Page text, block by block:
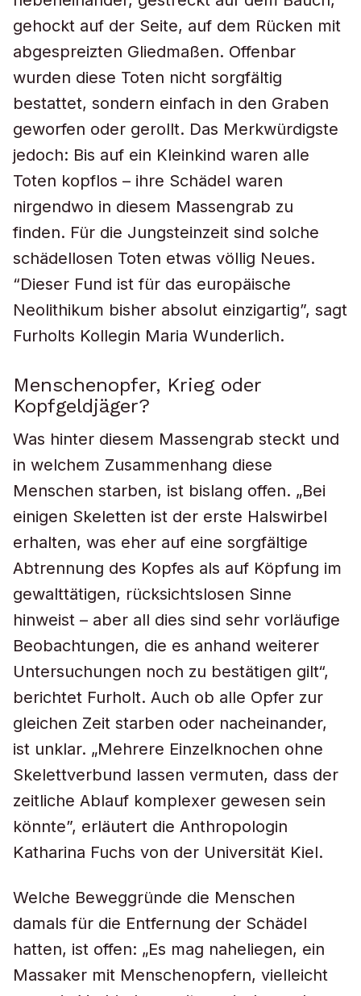
gehockt auf der Seite, auf dem Rücken mit
abgespreizten Gliedmaßen. Offenbar
wurden diese Toten nicht sorgfältig
bestattet, sondern einfach in den Graben
geworfen oder gerollt. Das Merkwürdigste
jedoch: Bis auf ein Kleinkind waren alle
Toten kopflos – ihre Schädel waren
nirgendwo in diesem Massengrab zu
finden. Für die Jungsteinzeit sind solche
schädellosen Toten etwas völlig Neues.
“Dieser Fund ist für das europäische
Neolithikum bisher absolut einzigartig”, sagt
Furholts Kollegin Maria Wunderlich.
Menschenopfer, Krieg oder
Kopfgeldjäger?
Was hinter diesem Massengrab steckt und
in welchem Zusammenhang diese
Menschen starben, ist bislang offen. „Bei
einigen Skeletten ist der erste Halswirbel
erhalten, was eher auf eine sorgfältige
Abtrennung des Kopfes als auf Köpfung im
gewalttätigen, rücksichtslosen Sinne
hinweist – aber all dies sind sehr vorläufige
Beobachtungen, die es anhand weiterer
Untersuchungen noch zu bestätigen gilt“,
berichtet Furholt. Auch ob alle Opfer zur
gleichen Zeit starben oder nacheinander,
ist unklar. „Mehrere Einzelknochen ohne
Skelettverbund lassen vermuten, dass der
zeitliche Ablauf komplexer gewesen sein
könnte”, erläutert die Anthropologin
Katharina Fuchs von der Universität Kiel.
Welche Beweggründe die Menschen
damals für die Entfernung der Schädel
hatten, ist offen: „Es mag naheliegen, ein
Massaker mit Menschenopfern, vielleicht